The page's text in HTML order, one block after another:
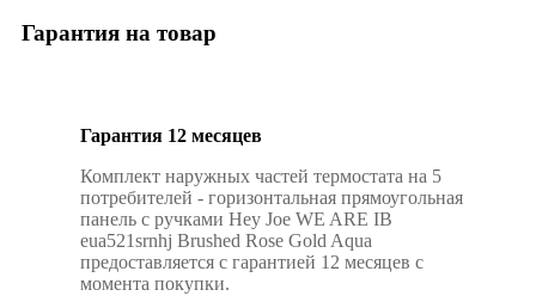
Гарантия на товар
Гарантия 12 месяцев
Комплект наружных частей термостата на 5
потребителей - горизонтальная прямоугольная
панель с ручками Hey Joe WE ARE IB
eua521srnhj Brushed Rose Gold Aqua
предоставляется с гарантией 12 месяцев с
момента покупки.